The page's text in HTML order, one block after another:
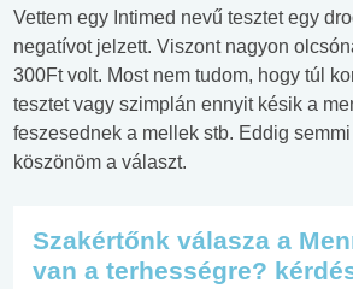
Vettem egy Intimed nevű tesztet egy
negatívot jelzett. Viszont nagyon
300Ft volt. Most nem tudom, hogy túl
tesztet vagy szimplán ennyit késik a
feszesednek a mellek stb. Eddig
köszönöm a választ.
Szakértőnk válasza a
van a terhességre?